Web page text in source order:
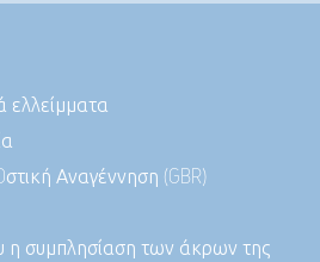
ελλείμματα
Αναγέννηση (GBR)
η συμπλησίαση των άκρων της